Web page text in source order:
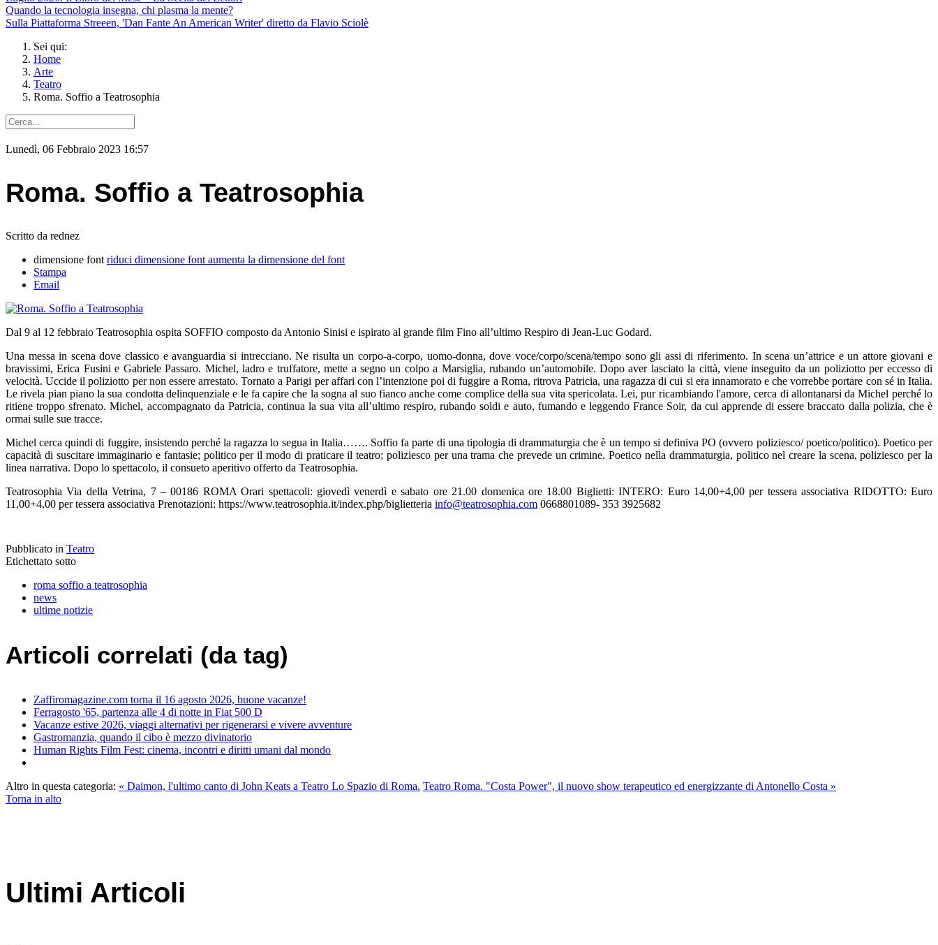
Quando la tecnologia insegna, chi plasma la mente?
Sulla Piattaforma Streeen, 'Dan Fante An American Writer' diretto da Flavio Sciolè
Sei qui:
Home
Arte
Teatro
Roma. Soffio a Teatrosophia
Lunedì, 06 Febbraio 2023 16:57
Roma. Soffio a Teatrosophia
Scritto da rednez
dimensione font riduci dimensione font aumenta la dimensione del font
Stampa
Email
Dal 9 al 12 febbraio Teatrosophia ospita SOFFIO composto da Antonio Sinisi e ispirato al grande film Fino all’ultimo Respiro di Jean-Luc Godard.
Una messa in scena dove classico e avanguardia si intrecciano. Ne risulta un corpo-a-corpo, uomo-donna, dove voce/corpo/scena/tempo sono gli assi di riferimento. In scena un’attrice e un attore giovani e
bravissimi, Erica Fusini e Gabriele Passaro. Michel, ladro e truffatore, mette a segno un colpo a Marsiglia, rubando un’automobile. Dopo aver lasciato la città, viene inseguito da un poliziotto per eccesso di
velocità. Uccide il poliziotto per non essere arrestato. Tornato a Parigi per affari con l’intenzione poi di fuggire a Roma, ritrova Patricia, una ragazza di cui si era innamorato e che vorrebbe portare con sé in Italia.
Le rivela pian piano la sua condotta delinquenziale e le fa capire che la sogna al suo fianco anche come complice della sua vita spericolata. Lei, pur ricambiando l'amore, cerca di allontanarsi da Michel perché lo
ritiene troppo sfrenato. Michel, accompagnato da Patricia, continua la sua vita all’ultimo respiro, rubando soldi e auto, fumando e leggendo France Soir, da cui apprende di essere braccato dalla polizia, che è
ormai sulle sue tracce.
Michel cerca quindi di fuggire, insistendo perché la ragazza lo segua in Italia……. Soffio fa parte di una tipologia di drammaturgia che è un tempo si definiva PO (ovvero poliziesco/ poetico/politico). Poetico per
capacità di suscitare immaginario e fantasie; politico per il modo di praticare il teatro; poliziesco per una trama che prevede un crimine. Poetico nella drammaturgia, politico nel creare la scena, poliziesco per la
linea narrativa. Dopo lo spettacolo, il consueto aperitivo offerto da Teatrosophia.
Teatrosophia Via della Vetrina, 7 – 00186 ROMA Orari spettacoli: giovedì venerdì e sabato ore 21.00 domenica ore 18.00 Biglietti: INTERO: Euro 14,00+4,00 per tessera associativa RIDOTTO: Euro
11,00+4,00 per tessera associativa Prenotazioni: https://www.teatrosophia.it/index.php/biglietteria info@teatrosophia.com 0668801089- 353 3925682
Pubblicato in Teatro
Etichettato sotto
roma soffio a teatrosophia
news
ultime notizie
Articoli correlati (da tag)
Zaffiromagazine.com torna il 16 agosto 2026, buone vacanze!
Ferragosto '65, partenza alle 4 di notte in Fiat 500 D
Vacanze estive 2026, viaggi alternativi per rigenerarsi e vivere avventure
Gastromanzia, quando il cibo è mezzo divinatorio
Human Rights Film Fest: cinema, incontri e diritti umani dal mondo
Altro in questa categoria: « Daimon, l'ultimo canto di John Keats a Teatro Lo Spazio di Roma. Teatro Roma. "Costa Power", il nuovo show terapeutico ed energizzante di Antonello Costa »
Torna in alto
Ultimi Articoli